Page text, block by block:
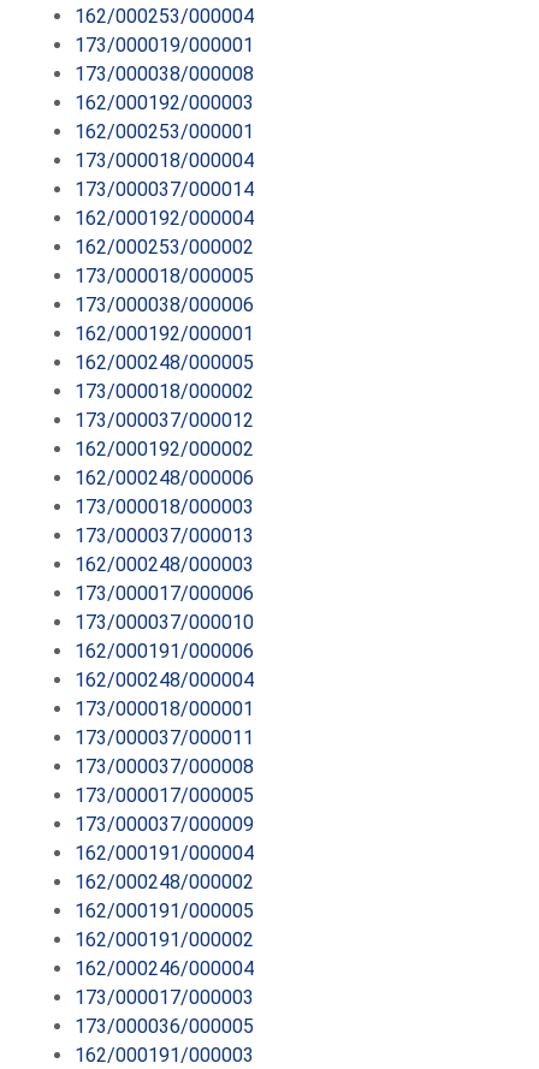
162/000253/000004
173/000019/000001
173/000038/000008
162/000192/000003
162/000253/000001
173/000018/000004
173/000037/000014
162/000192/000004
162/000253/000002
173/000018/000005
173/000038/000006
162/000192/000001
162/000248/000005
173/000018/000002
173/000037/000012
162/000192/000002
162/000248/000006
173/000018/000003
173/000037/000013
162/000248/000003
173/000017/000006
173/000037/000010
162/000191/000006
162/000248/000004
173/000018/000001
173/000037/000011
173/000037/000008
173/000017/000005
173/000037/000009
162/000191/000004
162/000248/000002
162/000191/000005
162/000191/000002
162/000246/000004
173/000017/000003
173/000036/000005
162/000191/000003